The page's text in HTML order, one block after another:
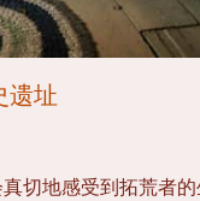
址
切地感受到拓荒者的